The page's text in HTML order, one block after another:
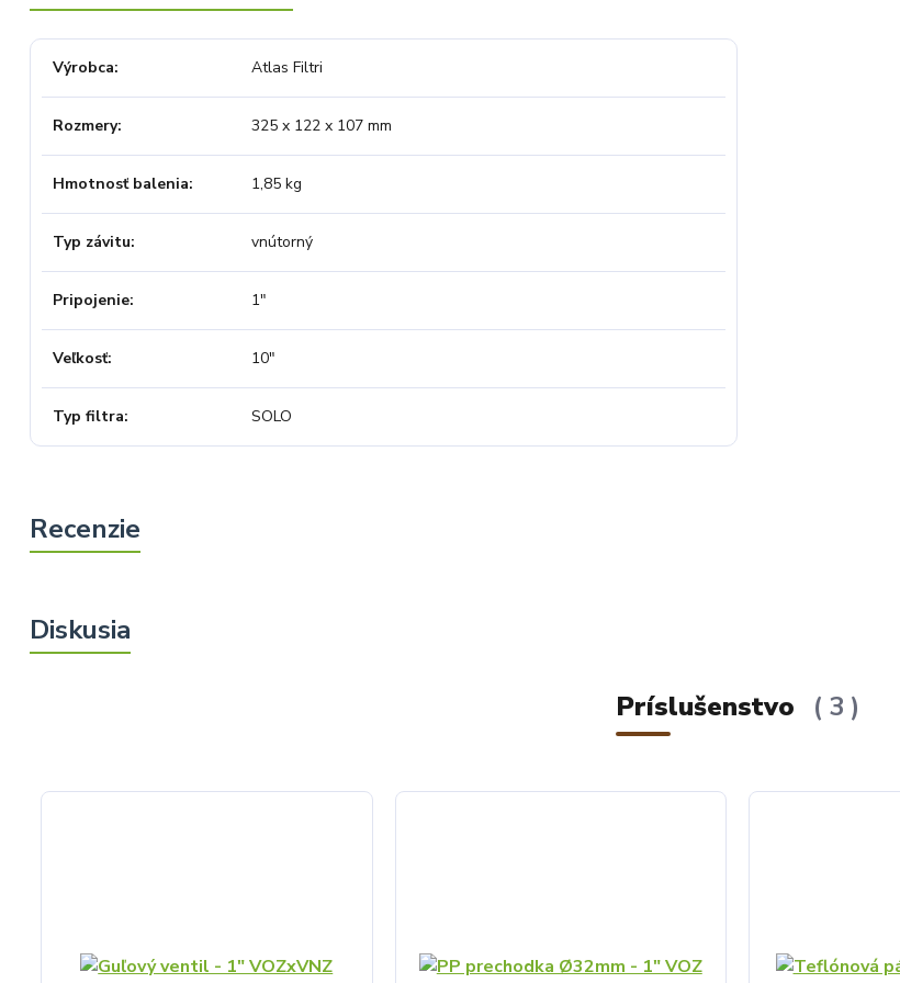
Výrobca Atlas Filtri
Rozmery 325 x 122 x 107 mm
Hmotnosť balenia 1,85 kg
Typ závitu vnútorný
Pripojenie 1"
Veľkosť 10"
Typ filtra SOLO
Príslušenstvo 3